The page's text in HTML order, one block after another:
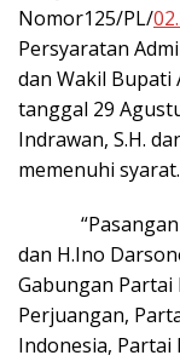
Nomor125/PL/
Persyaratan
dan Wakil Bupati
tanggal 29
Indrawan, S.H.
memenuhi syarat.
“Pasangan
dan H.Ino
Gabungan
Perjuangan,
Indonesia,